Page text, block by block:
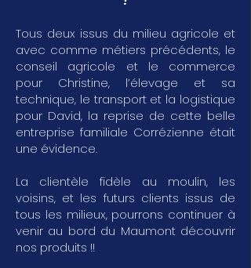
Tous deux issus du milieu agricole et
avec comme métiers précédents, le
conseil agricole et le commerce
pour Christine, l’élevage et sa
technique, le transport et la logistique
pour David, la reprise de cette belle
entreprise familiale Corrézienne était
une évidence.
La clientèle fidèle au moulin, les
voisins, et les futurs clients issus de
tous les milieux, pourrons continuer à
venir au bord du Maumont découvrir
nos produits !!